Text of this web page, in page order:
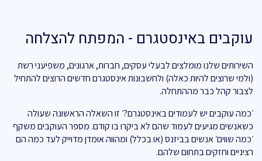
עוקבים באינסטגרם - המפתח להצלחה
השירותים שלנו מומלצים לבעלי עסקים, חברות, ארגונים, משפיעני רשת
(ולמי שרוצים להיות כאלה) ולחשבונות אינסטגרם חדשים הרוצים להתחיל
לצבור קהל כבר מההתחלה.
׳כמה עוקבים יש לעמודים באינסטגרם?׳ זו השאלה הראשונה שעולה
כשאנשים מגיעים לעמוד שהם לא ביקרו בו קודם. מספר העוקבים משקף
׳כמה שווים׳ אנשים בביזנס (או בכלל) ומהווה אומדן מדוייק לעד כמה הם
רציניים וחזקים בתחום שלהם.